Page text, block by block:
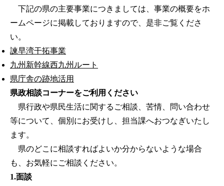
下記の県の主要事業につきましては、事業の概要をホ
ームページに掲載しておりますので、是非ご覧くださ
い。
諫早湾干拓事業
九州新幹線西九州ルート
県庁舎の跡地活用
県政相談コーナーをご利用ください
県行政や県民生活に関するご相談、苦情、問い合わせ
等について、個別にお受けし、担当課へおつなぎいたし
ます。
県のどこに相談すればよいか分からないような場合
も、お気軽にご相談ください。
1.面談